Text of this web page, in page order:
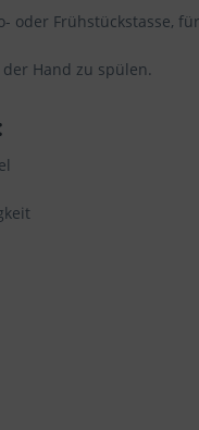
oder Frühstückstasse,
Hand zu spülen.